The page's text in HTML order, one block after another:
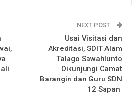
NEXT POST
Usai Visitasi dan
Akreditasi, SDIT Alam
Talago Sawahlunto
Dikunjungi Camat
Barangin dan Guru SDN
12 Sapan